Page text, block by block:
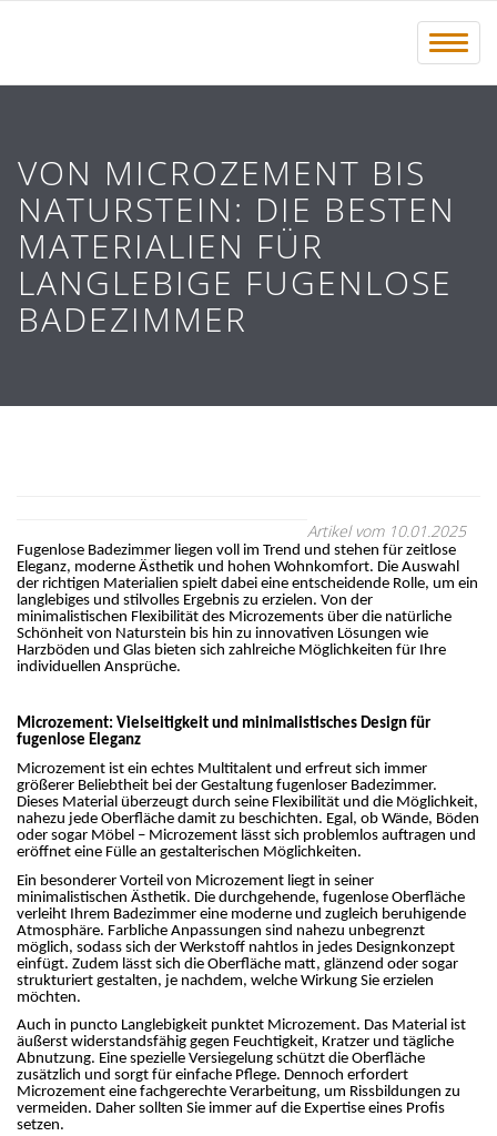
Menü
VON MICROZEMENT BIS
NATURSTEIN: DIE BESTEN
MATERIALIEN FÜR
LANGLEBIGE FUGENLOSE
BADEZIMMER
Artikel vom 10.01.2025
Fugenlose Badezimmer liegen voll im Trend und stehen für zeitlose
Eleganz, moderne Ästhetik und hohen Wohnkomfort. Die Auswahl
der richtigen Materialien spielt dabei eine entscheidende Rolle, um ein
langlebiges und stilvolles Ergebnis zu erzielen. Von der
minimalistischen Flexibilität des Microzements über die natürliche
Schönheit von Naturstein bis hin zu innovativen Lösungen wie
Harzböden und Glas bieten sich zahlreiche Möglichkeiten für Ihre
individuellen Ansprüche.
Microzement: Vielseitigkeit und minimalistisches Design für
fugenlose Eleganz
Microzement ist ein echtes Multitalent und erfreut sich immer
größerer Beliebtheit bei der Gestaltung fugenloser Badezimmer.
Dieses Material überzeugt durch seine Flexibilität und die Möglichkeit,
nahezu jede Oberfläche damit zu beschichten. Egal, ob Wände, Böden
oder sogar Möbel – Microzement lässt sich problemlos auftragen und
eröffnet eine Fülle an gestalterischen Möglichkeiten.
Ein besonderer Vorteil von Microzement liegt in seiner
minimalistischen Ästhetik. Die durchgehende, fugenlose Oberfläche
verleiht Ihrem Badezimmer eine moderne und zugleich beruhigende
Atmosphäre. Farbliche Anpassungen sind nahezu unbegrenzt
möglich, sodass sich der Werkstoff nahtlos in jedes Designkonzept
einfügt. Zudem lässt sich die Oberfläche matt, glänzend oder sogar
strukturiert gestalten, je nachdem, welche Wirkung Sie erzielen
möchten.
Auch in puncto Langlebigkeit punktet Microzement. Das Material ist
äußerst widerstandsfähig gegen Feuchtigkeit, Kratzer und tägliche
Abnutzung. Eine spezielle Versiegelung schützt die Oberfläche
zusätzlich und sorgt für einfache Pflege. Dennoch erfordert
Microzement eine fachgerechte Verarbeitung, um Rissbildungen zu
vermeiden. Daher sollten Sie immer auf die Expertise eines Profis
setzen.